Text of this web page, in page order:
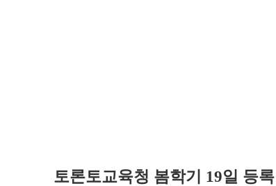
토론토교육청 봄학기 19일 등